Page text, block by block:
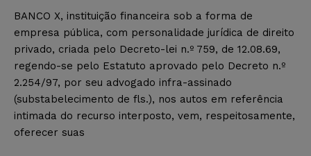
BANCO X, instituição financeira sob a forma de
empresa pública, com personalidade jurídica de direito
privado, criada pelo Decreto-lei n.º 759, de 12.08.69,
regendo-se pelo Estatuto aprovado pelo Decreto n.º
2.254/97, por seu advogado infra-assinado
(substabelecimento de fls.), nos autos em referência
intimada do recurso interposto, vem, respeitosamente,
oferecer suas